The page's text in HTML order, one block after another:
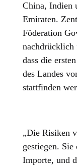
China, Indien
Emiraten.
Föderation
nachdrücklich
dass die
des Landes
stattfinden
„Die Risiken
gestiegen.
Importe, und